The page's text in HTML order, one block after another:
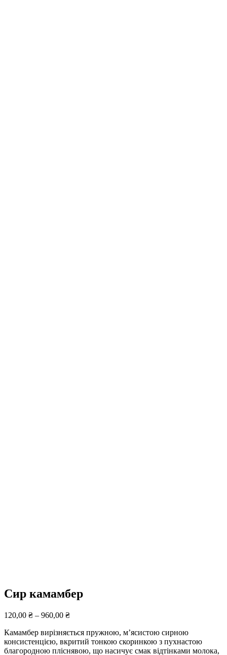
Сир камамбер
120,00 ₴ – 960,00 ₴
Камамбер вирізняється пружною, м’ясистою сирною
консистенцією, вкритий тонкою скоринкою з пухнастою
благородною пліснявою, що насичує смак відтінками молока,